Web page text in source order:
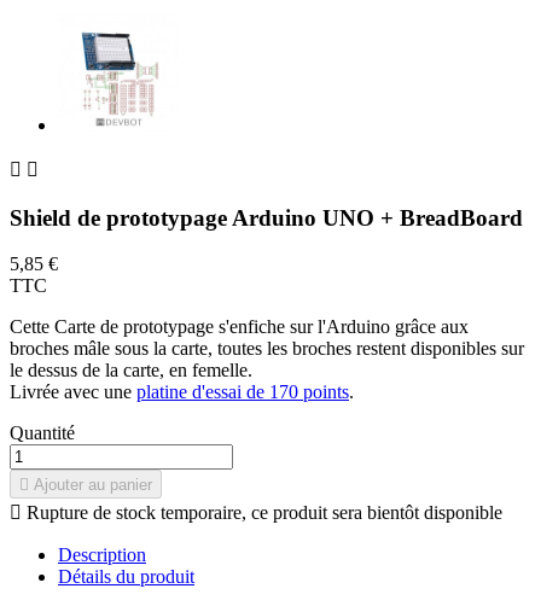
 
Shield de prototypage Arduino UNO + BreadBoard
5,85 €
TTC
Cette Carte de prototypage s'enfiche sur l'Arduino grâce aux
broches mâle sous la carte, toutes les broches restent disponibles sur
le dessus de la carte, en femelle.
Livrée avec une platine d'essai de 170 points.
Quantité
 Ajouter au panier
 Rupture de stock temporaire, ce produit sera bientôt disponible
Description
Détails du produit